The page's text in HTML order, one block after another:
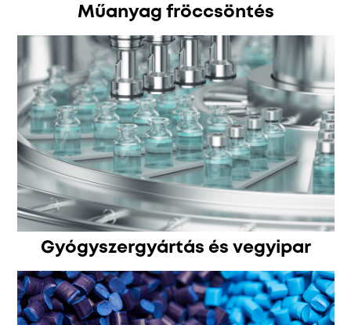
Műanyag fröccsöntés
Gyógyszergyártás és vegyipar